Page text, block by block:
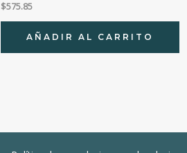
$575.85
AÑADIR AL CARRITO